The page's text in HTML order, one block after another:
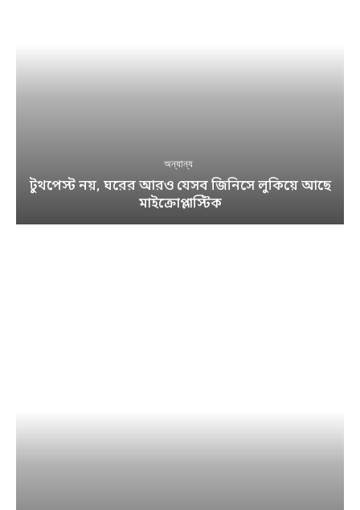
অন্যান্য
টুথপেস্ট নয়, ঘরের আরও যেসব জিনিসে লুকিয়ে আছে
মাইক্রোপ্লাস্টিক